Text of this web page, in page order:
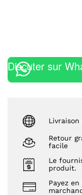
Discuter sur
Retour
facile
Le
produit.
Payez